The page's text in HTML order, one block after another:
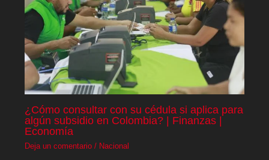
¿Cómo consultar con su cédula si aplica para
algún subsidio en Colombia? | Finanzas |
Economía
Deja un comentario / Nacional